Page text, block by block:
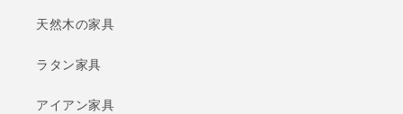
天然木の家具
ラタン家具
アイアン家具